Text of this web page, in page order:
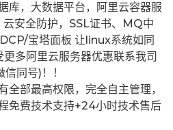
库，大数据平台，阿里云容器服
安全防护，SSL证书、MQ中
宝塔面板 让 linux系统如同
多阿里云服务器优惠联系我司
信同号)！！
全部最高权限，完全自主管理，
免费技术支持+24小时技术售后